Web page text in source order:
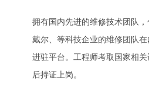
拥有国内先进的维修技术团队，
戴尔、等科技企业的维修团队
进驻平台。工程师考取国家相
后持证上岗。